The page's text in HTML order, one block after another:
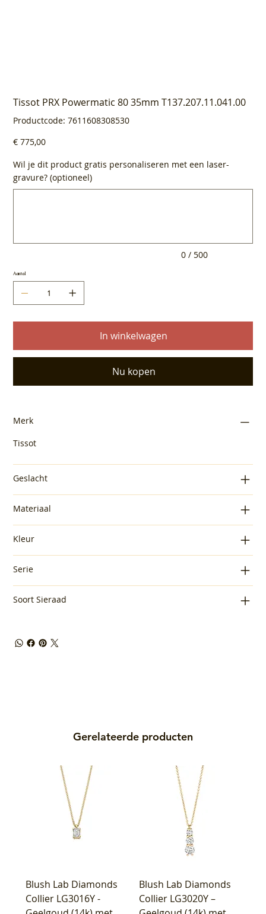
Tissot PRX Powermatic 80 35mm T137.207.11.041.00
Productcode: Productcode
7611608308530
7611608308530
Prijs
€ 775,00
Wil je dit product gratis personaliseren met een laser-
gravure? (optioneel)
0 / 500
Aantal
In winkelwagen
Nu kopen
Merk
Tissot
Geslacht
Materiaal
Kleur
Serie
Soort Sieraad
Gerelateerde producten
Blush Lab Diamonds
Collier LG3016Y -
Blush Lab Diamonds
Collier LG3020Y –